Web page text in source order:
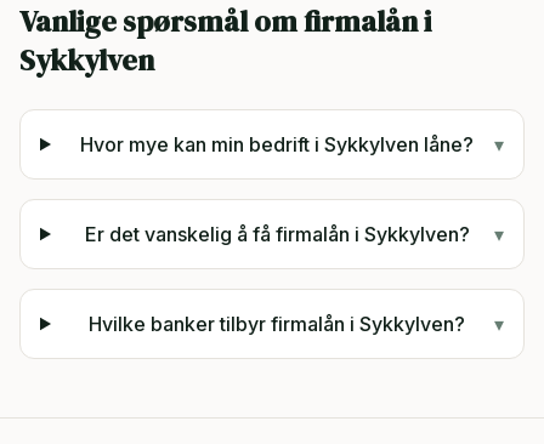
Vanlige spørsmål om firmalån i
Sykkylven
Hvor mye kan min bedrift i Sykkylven låne? ▾
Er det vanskelig å få firmalån i Sykkylven? ▾
Hvilke banker tilbyr firmalån i Sykkylven? ▾